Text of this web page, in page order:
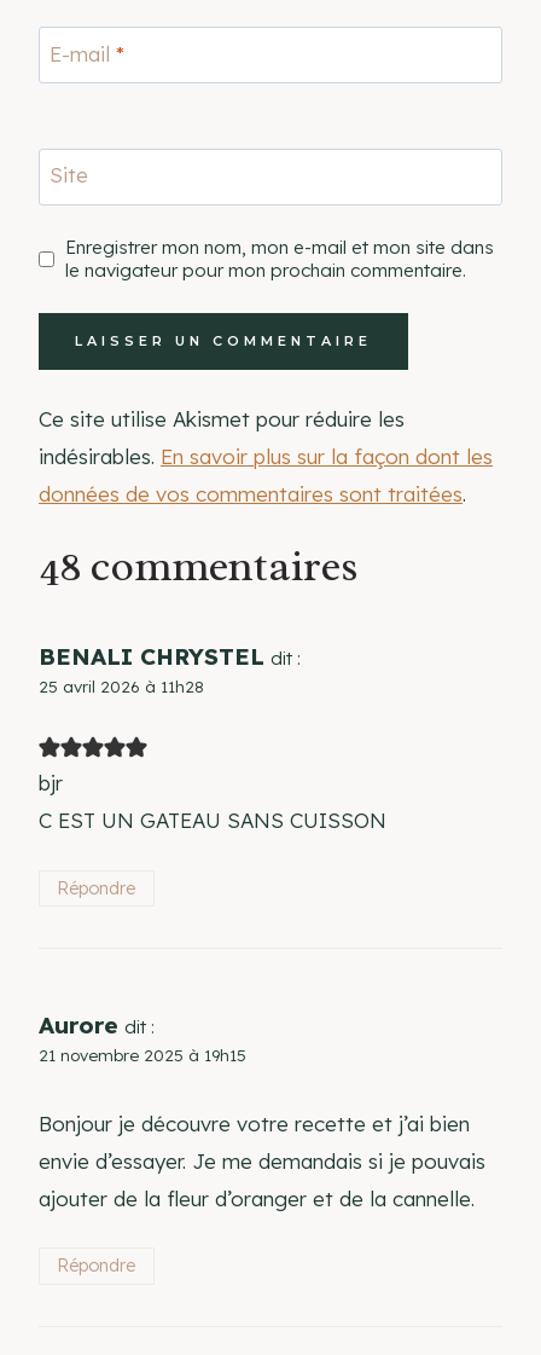
E-mail *
Site
Enregistrer mon nom, mon e-mail et mon site dans
le navigateur pour mon prochain commentaire.
Ce site utilise Akismet pour réduire les
indésirables. En savoir plus sur la façon dont les
données de vos commentaires sont traitées.
48 commentaires
BENALI CHRYSTEL dit :
25 avril 2026 à 11h28
bjr
C EST UN GATEAU SANS CUISSON
Répondre
Aurore dit :
21 novembre 2025 à 19h15
Bonjour je découvre votre recette et j’ai bien
envie d’essayer. Je me demandais si je pouvais
ajouter de la fleur d’oranger et de la cannelle.
Répondre